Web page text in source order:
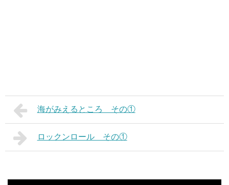
海がみえるところ その①
ロックンロール その①